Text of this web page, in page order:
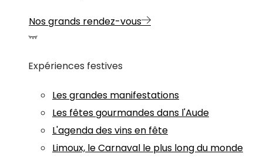
Nos grands rendez-vous
Expériences festives
Les grandes manifestations
Les fêtes gourmandes dans l'Aude
L'agenda des vins en fête
Limoux, le Carnaval le plus long du monde